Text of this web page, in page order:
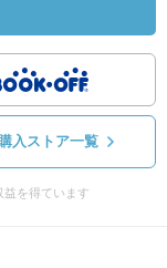
入ストア一覧
を得ています